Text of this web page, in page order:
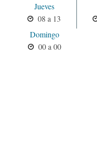
Jueves
08 a 13
Domingo
00 a 00